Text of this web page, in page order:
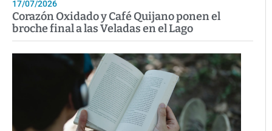
17/07/2026
Corazón Oxidado y Café Quijano ponen el
broche final a las Veladas en el Lago